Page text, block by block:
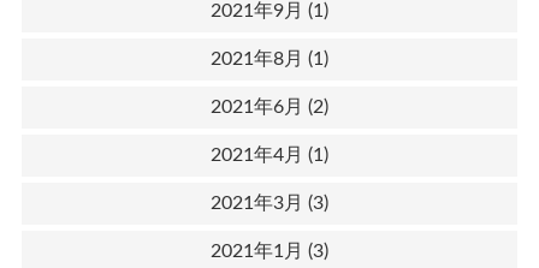
2021年9月 (1)
2021年8月 (1)
2021年6月 (2)
2021年4月 (1)
2021年3月 (3)
2021年1月 (3)